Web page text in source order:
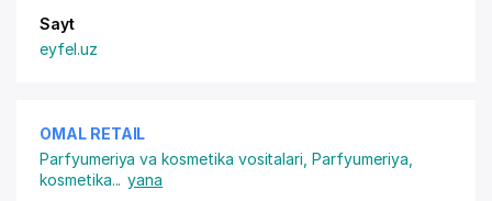
Sayt
eyfel.uz
OMAL RETAIL
Parfyumeriya va kosmetika vositalari ,Parfyumeriya,
kosmetika... yana